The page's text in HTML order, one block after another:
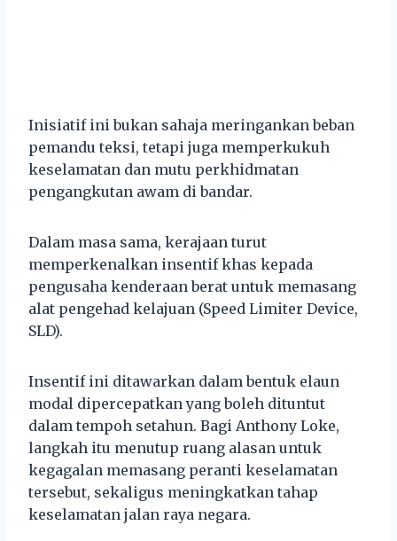
Inisiatif ini bukan sahaja meringankan beban
pemandu teksi, tetapi juga memperkukuh
keselamatan dan mutu perkhidmatan
pengangkutan awam di bandar.
Dalam masa sama, kerajaan turut
memperkenalkan insentif khas kepada
pengusaha kenderaan berat untuk memasang
alat pengehad kelajuan (Speed Limiter Device,
SLD).
Insentif ini ditawarkan dalam bentuk elaun
modal dipercepatkan yang boleh dituntut
dalam tempoh setahun. Bagi Anthony Loke,
langkah itu menutup ruang alasan untuk
kegagalan memasang peranti keselamatan
tersebut, sekaligus meningkatkan tahap
keselamatan jalan raya negara.